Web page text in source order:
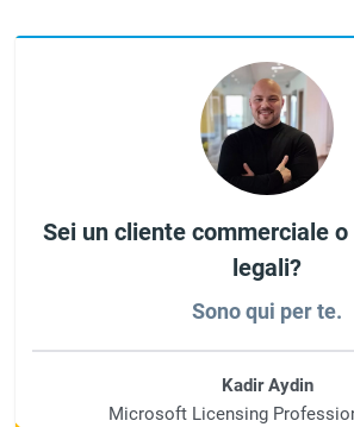
Sei un cliente commerciale
legali?
Sono qui per te.
Kadir Aydin
Microsoft Licensing